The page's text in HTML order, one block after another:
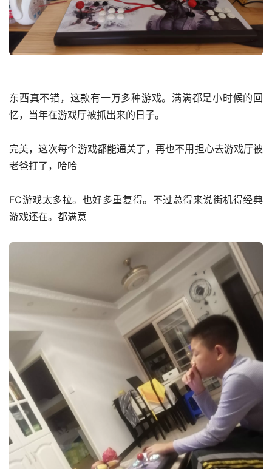
东西真不错，这款有一万多种游戏。满满都是小时候的回
忆，当年在游戏厅被抓出来的日子。
完美，这次每个游戏都能通关了，再也不用担心去游戏厅被
老爸打了，哈哈
FC游戏太多拉。也好多重复得。不过总得来说街机得经典
游戏还在。都满意